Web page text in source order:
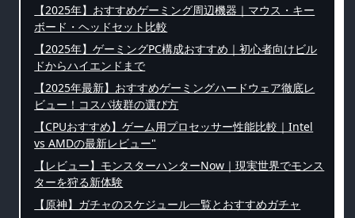
【2025年】おすすめゲーミング周辺機器｜マウス・キー
ボード・ヘッドセット比較
【2025年】ゲーミングPC構成おすすめ｜初心者向けビル
ドからハイエンドまで
【2025年最新】おすすめゲーミングハードウェア徹底レ
ビュー！コスパ抜群の選び方
【CPUおすすめ】ゲーム用プロセッサー性能比較｜Intel
vs AMDの最新レビュー"
【レビュー】モンスターハンターNow｜現実世界でモンス
ターを狩る新体験
【原神】ガチャのスケジュール一覧とおすすめガチャ